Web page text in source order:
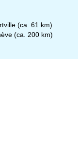
(ca. 61 km)
(ca. 200 km)